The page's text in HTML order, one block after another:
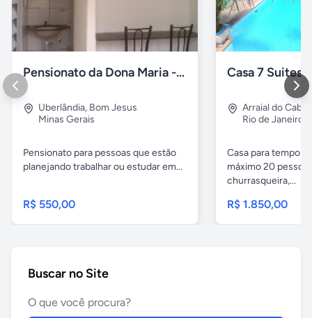
Pensionato da Dona Maria - Uberlândia/MG
Uberlândia, Bom Jesus
Minas Gerais
Pensionato para pessoas que estão
planejando trabalhar ou estudar em...
R$ 550,00
Arraial do Cabo
Rio de Janeiro
Casa para
máximo 20
churrasqueira,...
R$ 1.850,00
Buscar no Site